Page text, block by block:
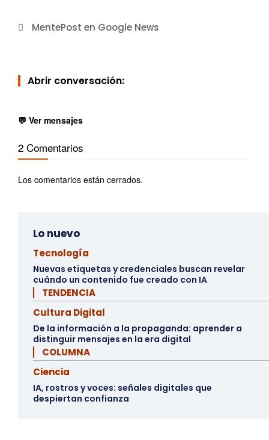
MentePost en Google News
Abrir conversación:
💬 Ver mensajes
2 Comentarios
Los comentarios están cerrados.
Lo nuevo
Tecnología
Nuevas etiquetas y credenciales buscan revelar
cuándo un contenido fue creado con IA
▏ TENDENCIA
Cultura Digital
De la información a la propaganda: aprender a
distinguir mensajes en la era digital
▏ COLUMNA
Ciencia
IA, rostros y voces: señales digitales que
despiertan confianza